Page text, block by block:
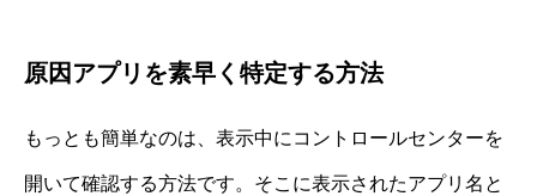
原因アプリを素早く特定する方法
もっとも簡単なのは、表示中にコントロールセンターを
開いて確認する方法です。そこに表示されたアプリ名と